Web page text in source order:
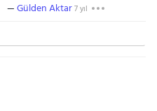
Gülden Aktar7 yıl